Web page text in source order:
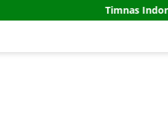
Timnas Indonesia